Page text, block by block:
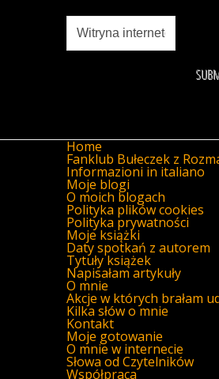
Home
Fanklub Bułeczek z
Informazioni in italiano
Moje blogi
O moich blogach
Polityka plików cookies
Polityka prywatności
Moje książki
Daty spotkań z autorem
Tytuły książek
Napisałam artykuły
O mnie
Akcje w których brałam
Kilka słów o mnie
Kontakt
Moje gotowanie
O mnie w internecie
Słowa od Czytelników
Współpraca